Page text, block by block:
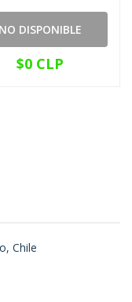
NO DISPONIBLE
$0 CLP
Chile